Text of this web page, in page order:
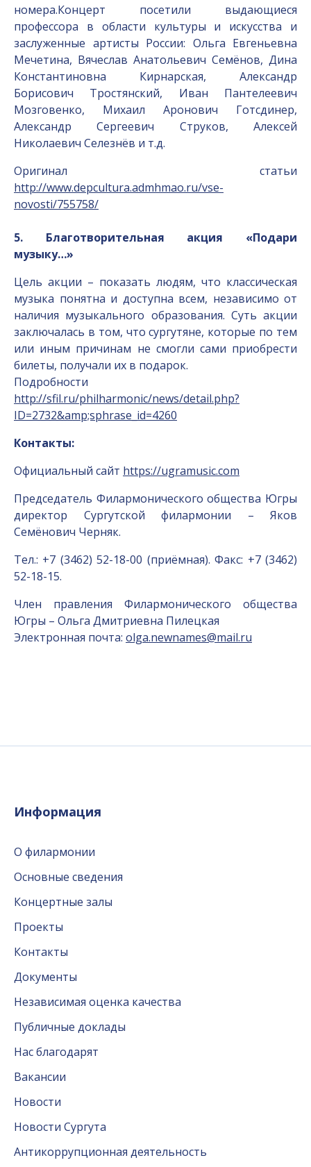
номера.Концерт посетили выдающиеся
профессора в области культуры и искусства и
заслуженные артисты России: Ольга Евгеньевна
Мечетина, Вячеслав Анатольевич Семёнов, Дина
Константиновна Кирнарская, Александр
Борисович Тростянский, Иван Пантелеевич
Мозговенко, Михаил Аронович Готсдинер,
Александр Сергеевич Струков, Алексей
Николаевич Селезнёв и т.д.
Оригинал статьи
http://www.depcultura.admhmao.ru/vse-
novosti/755758/
5. Благотворительная акция «Подари
музыку…»
Цель акции – показать людям, что классическая
музыка понятна и доступна всем, независимо от
наличия музыкального образования. Суть акции
заключалась в том, что сургутяне, которые по тем
или иным причинам не смогли сами приобрести
билеты, получали их в подарок.
Подробности
http://sfil.ru/philharmonic/news/detail.php?
ID=2732&amp;sphrase_id=4260
Контакты:
Официальный сайт https://ugramusic.com
Председатель Филармонического общества Югры
директор Сургутской филармонии – Яков
Семёнович Черняк.
Тел.: +7 (3462) 52-18-00 (приёмная). Факс: +7 (3462)
52-18-15.
Член правления Филармонического общества
Югры – Ольга Дмитриевна Пилецкая
Электронная почта: olga.newnames@mail.ru
Информация
О филармонии
Основные сведения
Концертные залы
Проекты
Контакты
Документы
Независимая оценка качества
Публичные доклады
Нас благодарят
Вакансии
Новости
Новости Сургута
Антикоррупционная деятельность